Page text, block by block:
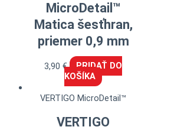
MicroDetail™
Matica šesťhran,
priemer 0,9 mm
3,90€
PRIDAŤ DO
KOŠÍKA
VERTIGO MicroDetail™
VERTIGO